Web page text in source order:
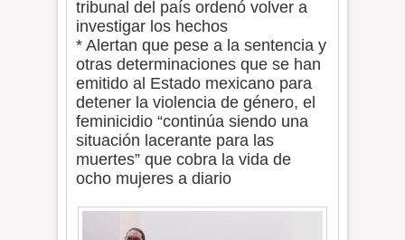
tribunal del país ordenó volver a
investigar los hechos
* Alertan que pese a la sentencia y
otras determinaciones que se han
emitido al Estado mexicano para
detener la violencia de género, el
feminicidio “continúa siendo una
situación lacerante para las
muertes” que cobra la vida de
ocho mujeres a diario